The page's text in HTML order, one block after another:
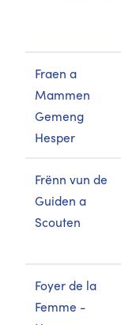
Fraen a
Mammen
Gemeng
Hesper
Frënn vun de
Guiden a
Scouten
Foyer de la
Femme -